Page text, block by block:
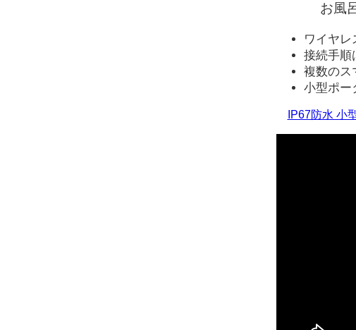
お風
ワイヤ
接続手順
複数のス
小型ポー
IP67防水 小